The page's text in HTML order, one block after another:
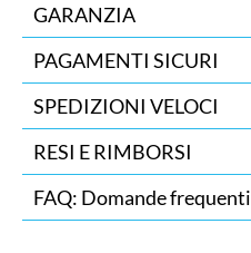
GARANZIA
PAGAMENTI SICURI
SPEDIZIONI VELOCI
RESI E RIMBORSI
FAQ: Domande frequenti